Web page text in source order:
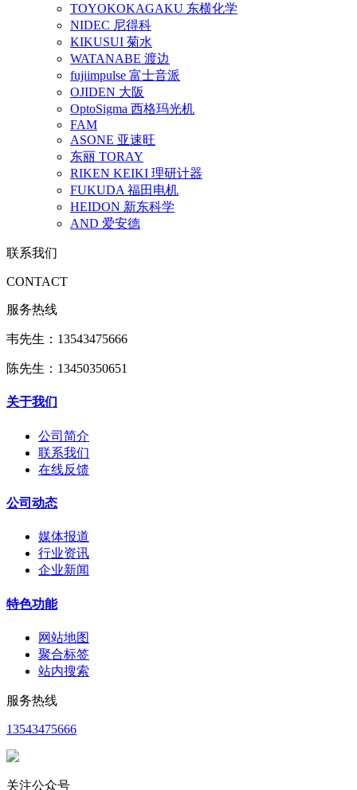
TOYOKOKAGAKU 东横化学
NIDEC 尼得科
KIKUSUI 菊水
WATANABE 渡边
fujiimpulse 富士音派
OJIDEN 大阪
OptoSigma 西格玛光机
FAM
ASONE 亚速旺
东丽 TORAY
RIKEN KEIKI 理研计器
FUKUDA 福田电机
HEIDON 新东科学
AND 爱安德
联系我们
CONTACT
服务热线
韦先生：13543475666
陈先生：13450350651
关于我们
公司简介
联系我们
在线反馈
公司动态
媒体报道
行业资讯
企业新闻
特色功能
网站地图
聚合标签
站内搜索
服务热线
13543475666
关注公众号